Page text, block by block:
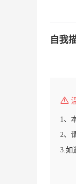
自我
1、
2、
3.如